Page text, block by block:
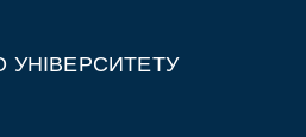
УНІВЕРСИТЕТУ